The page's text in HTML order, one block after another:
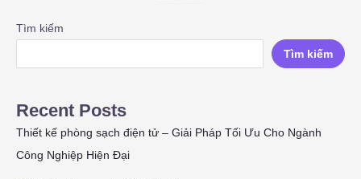
Tìm kiếm
Tìm kiếm
Recent Posts
Thiết kế phòng sạch điện tử – Giải Pháp Tối Ưu Cho Ngành
Công Nghiệp Hiện Đại